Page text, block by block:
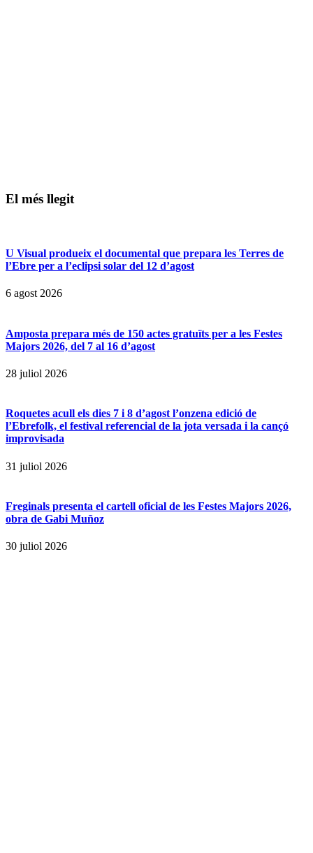
El més llegit
U Visual produeix el documental que prepara les Terres de
l’Ebre per a l’eclipsi solar del 12 d’agost
6 agost 2026
Amposta prepara més de 150 actes gratuïts per a les Festes
Majors 2026, del 7 al 16 d’agost
28 juliol 2026
Roquetes acull els dies 7 i 8 d’agost l’onzena edició de
l’Ebrefolk, el festival referencial de la jota versada i la cançó
improvisada
31 juliol 2026
Freginals presenta el cartell oficial de les Festes Majors 2026,
obra de Gabi Muñoz
30 juliol 2026